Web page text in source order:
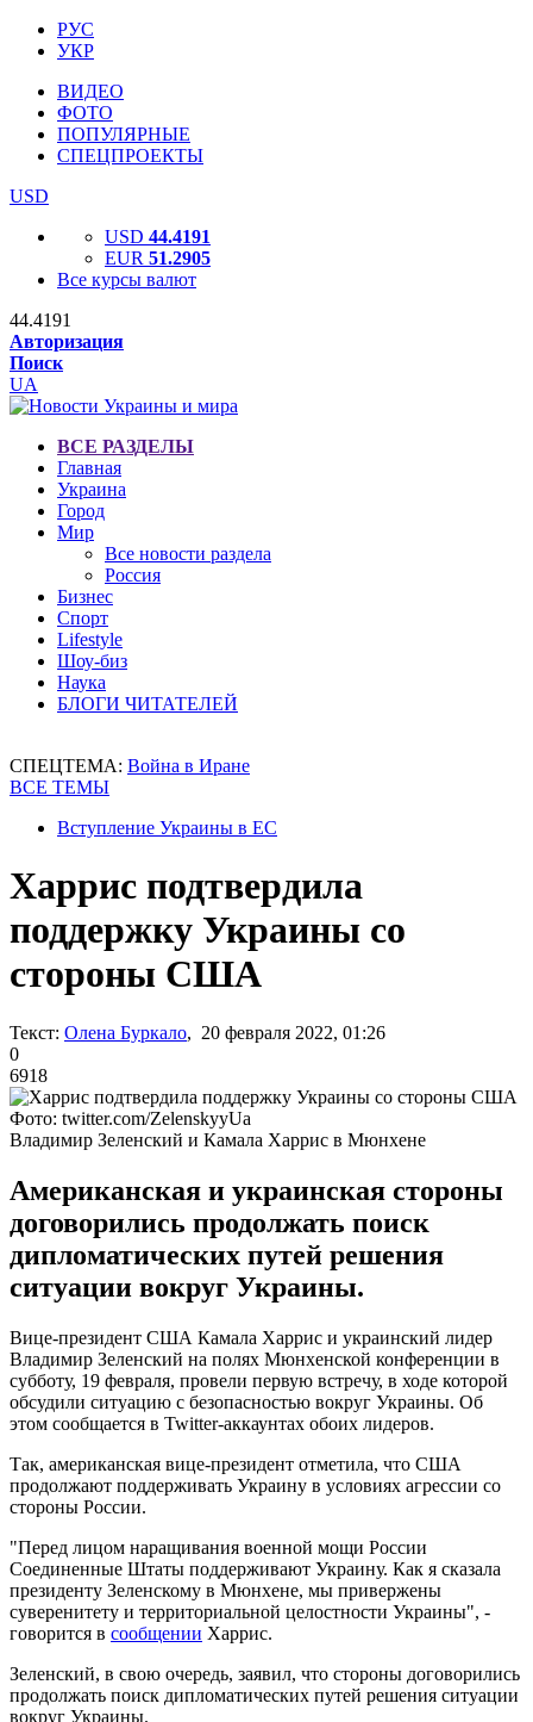
РУС
УКР
ВИДЕО
ФОТО
ПОПУЛЯРНЫЕ
СПЕЦПРОЕКТЫ
USD
USD 44.4191
EUR 51.2905
Все курсы валют
44.4191
Авторизация
Поиск
UA
ВСЕ РАЗДЕЛЫ
Главная
Украина
Город
Мир
Все новости раздела
Россия
Бизнес
Спорт
Lifestyle
Шоу-биз
Наука
БЛОГИ ЧИТАТЕЛЕЙ
СПЕЦТЕМА: Война в Иране
ВСЕ ТЕМЫ
Вступление Украины в ЕС
Харрис подтвердила
поддержку Украины со
стороны США
Текст: Олена Буркало, 20 февраля 2022, 01:26
0
6918
Фото: twitter.com/ZelenskyyUa
Владимир Зеленский и Камала Харрис в Мюнхене
Американская и украинская стороны
договорились продолжать поиск
дипломатических путей решения
ситуации вокруг Украины.
Вице-президент США Камала Харрис и украинский лидер
Владимир Зеленский на полях Мюнхенской конференции в
субботу, 19 февраля, провели первую встречу, в ходе которой
обсудили ситуацию с безопасностью вокруг Украины. Об
этом сообщается в Twitter-аккаунтах обоих лидеров.
Так, американская вице-президент отметила, что США
продолжают поддерживать Украину в условиях агрессии со
стороны России.
"Перед лицом наращивания военной мощи России
Соединенные Штаты поддерживают Украину. Как я сказала
президенту Зеленскому в Мюнхене, мы привержены
суверенитету и территориальной целостности Украины", -
говорится в сообщении Харрис.
Зеленский, в свою очередь, заявил, что стороны договорились
продолжать поиск дипломатических путей решения ситуации
вокруг Украины.